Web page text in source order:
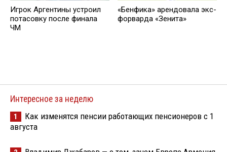
Игрок Аргентины устроил
потасовку после финала
ЧМ
«Бенфика» арендовала экс-
форварда «Зенита»
Интересное за неделю
1
Как изменятся пенсии работающих пенсионеров с 1
августа